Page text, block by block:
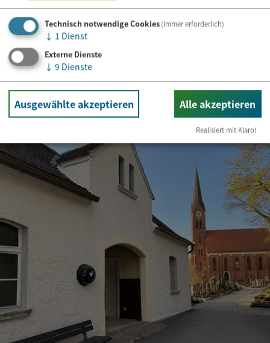
Defibrillator (AED) - Bauhof Gemling
Technisch notwendige Cookies(immer erforderlich)
↓ 1 Dienst
Externe Dienste
↓ 9 Dienste
Ausgewählte akzeptieren Alle akzeptieren
Realisiert mit Klaro!